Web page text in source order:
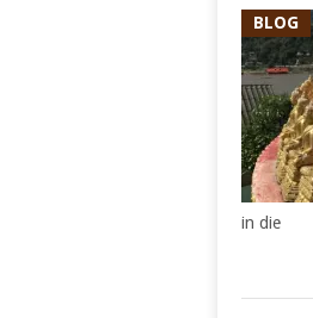
BLOG
in die